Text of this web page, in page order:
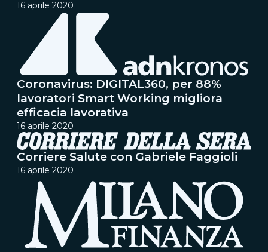
16 aprile 2020
Coronavirus: DIGITAL360, per 88%
lavoratori Smart Working migliora
efficacia lavorativa
16 aprile 2020
Corriere Salute con Gabriele Faggioli
16 aprile 2020